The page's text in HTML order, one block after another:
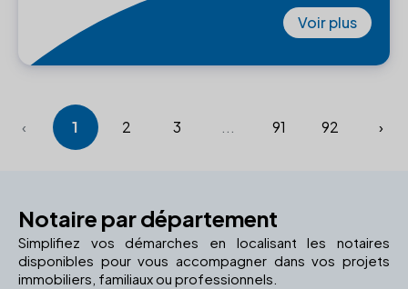
Voir plus
‹ 1 2 3 ... 91 92 ›
Notaire par département
Simplifiez vos démarches en localisant les notaires
disponibles pour vous accompagner dans vos projets
immobiliers, familiaux ou professionnels.